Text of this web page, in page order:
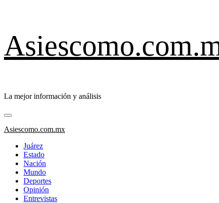
contenido
La mejor información y análisis
Menú
primario
Asiescomo.com.mx
Juárez
Estado
Nación
Mundo
Deportes
Opinión
Entrevistas